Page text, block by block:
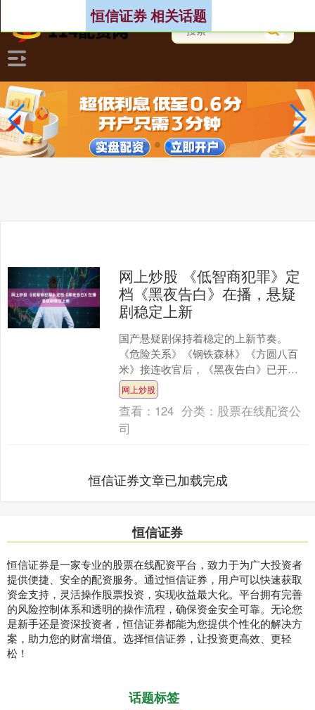
恒信证券 相关话题
网上炒股 《低智商犯罪》定
档《黑夜告白》在播，悬疑
剧稳定上新
国产悬疑剧保持着稳定的上新节奏。
《危险关系》《钢铁森林》《方圆八百
米》接连收官后，《黑夜告白》已开
播，《低智商犯罪》也已定档。 《黑夜
告白》由王之执导，言桄、严....
网上炒股
查看： 124 分类： 股票在线配资公
司
恒信证券文章已加载完成
恒信证券
恒信证券是一家专业的股票在线配资平台，致力于为广大投资者
提供便捷、安全的配资服务。通过恒信证券，用户可以快速获取
资金支持，灵活操作股票投资，实现收益最大化。平台拥有完善
的风险控制体系和透明的操作流程，确保资金安全可靠。无论您
是新手还是资深投资者，恒信证券都能为您提供个性化的解决方
案，助力您的财富增值。选择恒信证券，让投资更高效、更轻
松！
话题标签